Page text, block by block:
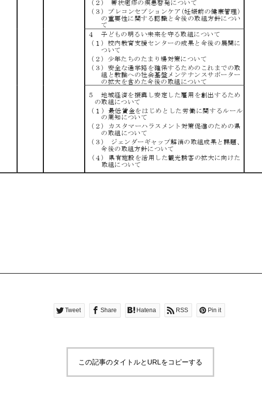
Tweet Share Hatena RSS Pin it
この記事のタイトルとURLをコピーする